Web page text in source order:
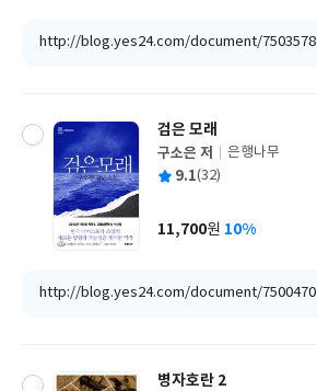
http://blog.yes24.com/document/7503578
검은 모래
글
쓴
구소은 저
출
사
은행나무
평 9.1(32)
가
11,700원 10%
http://blog.yes24.com/document/7500470
병자호란 2